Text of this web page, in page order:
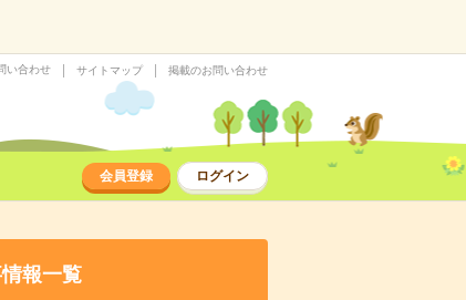
い合わせ サイトマップ 掲載のお問い合わせ
会員登録 ログイン
報一覧